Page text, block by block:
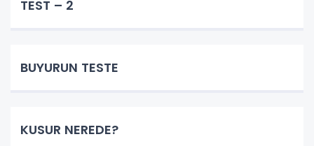
TEST – 2
BUYURUN TESTE
KUSUR NEREDE?